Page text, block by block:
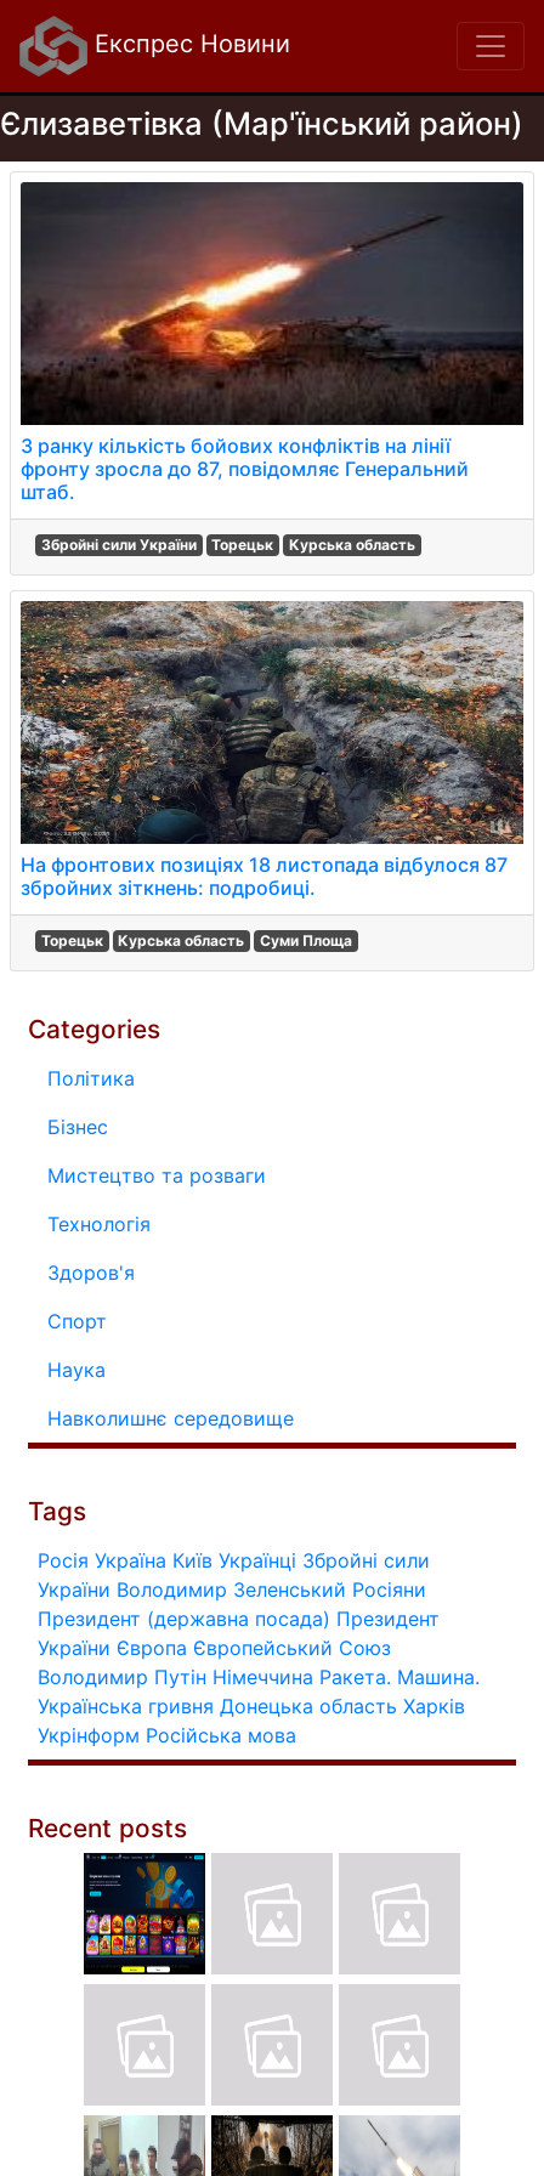
Експрес Новини
Єлизаветівка (Мар'їнський район)
З ранку кількість бойових конфліктів на лінії
фронту зросла до 87, повідомляє Генеральний
штаб.
Збройні сили України Торецьк Курська область
На фронтових позиціях 18 листопада відбулося 87
збройних зіткнень: подробиці.
Торецьк Курська область Суми Площа
Categories
Політика
Бізнес
Мистецтво та розваги
Технологія
Здоров'я
Спорт
Наука
Навколишнє середовище
Tags
Росія Україна Київ Українці Збройні сили
України Володимир Зеленський Росіяни
Президент (державна посада) Президент
України Європа Європейський Союз
Володимир Путін Німеччина Ракета. Машина.
Українська гривня Донецька область Харків
Укрінформ Російська мова
Recent posts